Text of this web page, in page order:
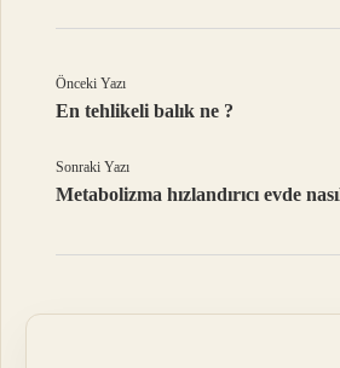
Önceki Yazı
En tehlikeli balık ne ?
Sonraki Yazı
Metabolizma hızlandırıcı evde